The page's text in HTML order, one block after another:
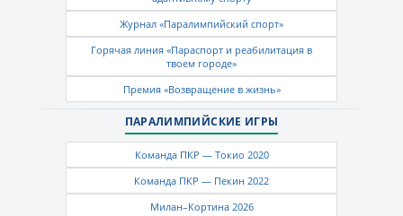
Журнал «Паралимпийский спорт»
Горячая линия «Параспорт и реабилитация в
твоем городе»
Премия «Возвращение в жизнь»
ПАРАЛИМПИЙСКИЕ ИГРЫ
Команда ПКР — Токио 2020
Команда ПКР — Пекин 2022
Милан–Кортина 2026